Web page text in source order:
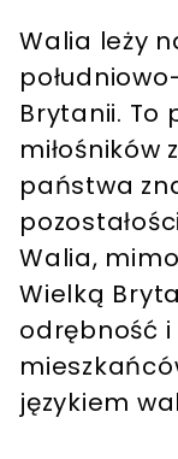
Walia leży
Brytanii. To
miłośników
państwa
Walia,
Wielką
odrębność i
językiem